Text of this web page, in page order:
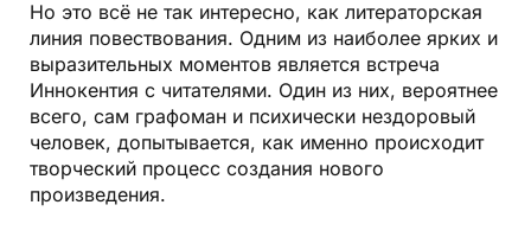
Но это всё не так интересно, как литераторская
линия повествования. Одним из наиболее ярких и
выразительных моментов является встреча
Иннокентия с читателями. Один из них, вероятнее
всего, сам графоман и психически нездоровый
человек, допытывается, как именно происходит
творческий процесс создания нового
произведения.